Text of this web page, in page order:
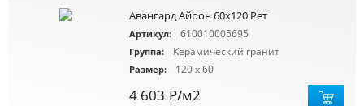
Авангард Айрон 60x120 Рет
Артикул: 610010005695
Группа: Керамический гранит
Размер: 120 x 60
4 603 Р/м2